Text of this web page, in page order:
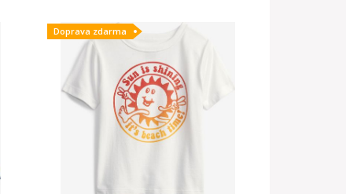
Detail produktu
Doprava zdarma